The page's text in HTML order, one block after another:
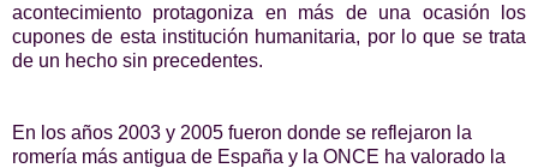
acontecimiento protagoniza en más de una ocasión los
cupones de esta institución humanitaria, por lo que se trata
de un hecho sin precedentes.
En los años 2003 y 2005 fueron donde se reflejaron la
romería más antigua de España y la ONCE ha valorado la